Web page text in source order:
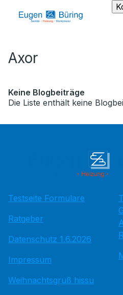
Axor
Keine Blogbeiträge
Die Liste enthält keine
Testseite Formulare
Ratgeber
Datenschutz 1.6.2026
Impressum
Weihnachtsgruß hissu